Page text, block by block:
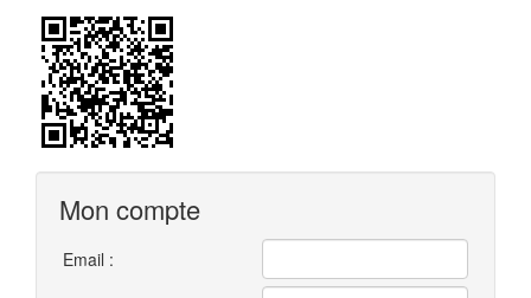
Mon compte
Email :